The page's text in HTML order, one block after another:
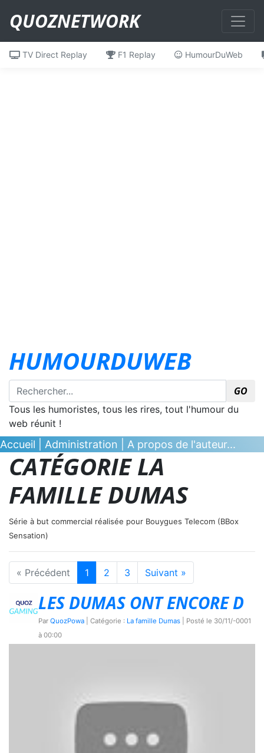
QUOZNETWORK
TV Direct Replay F1 Replay HumourDuWeb
HUMOURDUWEB
GO
Tous les humoristes, tous les rires, tout l'humour du
web réunit !
Accueil Administration A propos de l'auteur...
CATÉGORIE LA
FAMILLE DUMAS
Série à but commercial réalisée pour Bouygues Telecom (BBox
Sensation)
« Précédent 1 2 3 Suivant »
LES DUMAS ONT ENCORE D
Par QuozPowa | Catégorie : La famille Dumas | Posté le 30/11/-0001
à 00:00